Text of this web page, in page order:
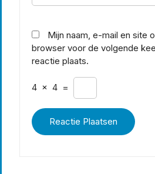
Mijn naam, e-mail en site
browser voor de volgende
reactie plaats.
4 × 4 =